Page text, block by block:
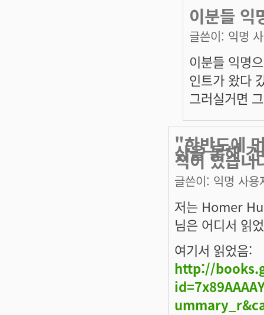
이분들 익
글쓴이: 익명
이분들 익명
인트가 왔다
그러실거면
"한반도에
상을 통해
적이 있습니
글쓴이: 익명 사용
저는 Homer
님은 어디서 읽
여기서 읽었음:
http://